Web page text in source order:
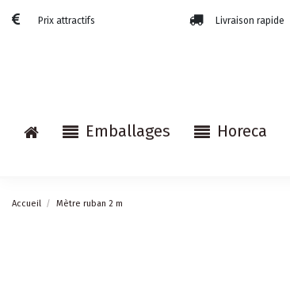
Prix attractifs Livraison rapide
Emballages Horeca
Accueil Mètre ruban 2 m